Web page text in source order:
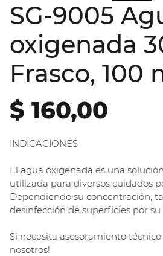
SG-9005
oxigenada
Frasco, 100
$ 160,00
INDICACIONES
El agua oxigenada es una
utilizada para diversos cuidados
Dependiendo su concentración,
desinfección de superficies por
Si necesita asesoramiento
nosotros!